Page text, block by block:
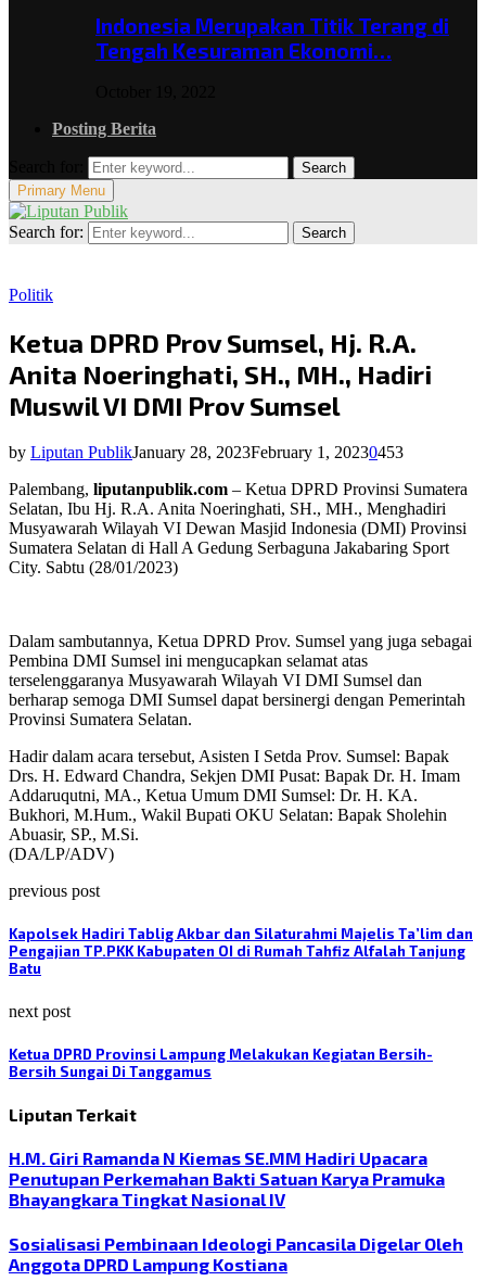
Indonesia Merupakan Titik Terang di
Tengah Kesuraman Ekonomi…
Posting Berita
Search
Primary Menu
Search for: Search
Politik
Ketua DPRD Prov Sumsel, Hj. R.A.
Anita Noeringhati, SH., MH., Hadiri
Muswil VI DMI Prov Sumsel
by Liputan PublikJanuary 28, 2023February 1, 20230453
Palembang, liputanpublik.com – Ketua DPRD Provinsi Sumatera
Selatan, Ibu Hj. R.A. Anita Noeringhati, SH., MH., Menghadiri
Musyawarah Wilayah VI Dewan Masjid Indonesia (DMI) Provinsi
Sumatera Selatan di Hall A Gedung Serbaguna Jakabaring Sport
City. Sabtu (28/01/2023)
Dalam sambutannya, Ketua DPRD Prov. Sumsel yang juga sebagai
Pembina DMI Sumsel ini mengucapkan selamat atas
terselenggaranya Musyawarah Wilayah VI DMI Sumsel dan
berharap semoga DMI Sumsel dapat bersinergi dengan Pemerintah
Provinsi Sumatera Selatan.
Hadir dalam acara tersebut, Asisten I Setda Prov. Sumsel: Bapak
Drs. H. Edward Chandra, Sekjen DMI Pusat: Bapak Dr. H. Imam
Addaruqutni, MA., Ketua Umum DMI Sumsel: Dr. H. KA.
Bukhori, M.Hum., Wakil Bupati OKU Selatan: Bapak Sholehin
Abuasir, SP., M.Si.
(DA/LP/ADV)
previous post
Kapolsek Hadiri Tablig Akbar dan Silaturahmi Majelis Ta’lim dan
Pengajian TP.PKK Kabupaten OI di Rumah Tahfiz Alfalah Tanjung
Batu
next post
Ketua DPRD Provinsi Lampung Melakukan Kegiatan Bersih-
Bersih Sungai Di Tanggamus
Liputan Terkait
H.M. Giri Ramanda N Kiemas SE.MM Hadiri Upacara
Penutupan Perkemahan Bakti Satuan Karya Pramuka
Bhayangkara Tingkat Nasional IV
Sosialisasi Pembinaan Ideologi Pancasila Digelar Oleh
Anggota DPRD Lampung Kostiana